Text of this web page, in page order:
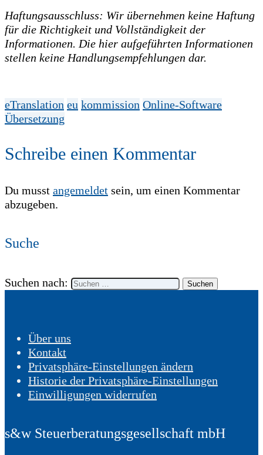
Haftungsausschluss: Wir übernehmen keine Haftung
für die Richtigkeit und Vollständigkeit der
Informationen. Die hier aufgeführten Informationen
stellen keine Handlungsempfehlungen dar.
eTranslation eu kommission Online-Software
Übersetzung
Schreibe einen Kommentar
Du musst angemeldet sein, um einen Kommentar
abzugeben.
Suche
Suchen nach:
Über uns
Kontakt
Privatsphäre-Einstellungen ändern
Historie der Privatsphäre-Einstellungen
Einwilligungen widerrufen
s&w Steuerberatungsgesellschaft mbH